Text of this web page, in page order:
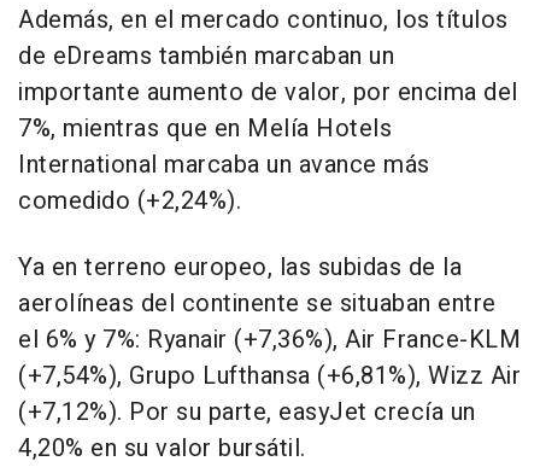
Además, en el mercado continuo, los títulos
de eDreams también marcaban un
importante aumento de valor, por encima del
7%, mientras que en Melía Hotels
International marcaba un avance más
comedido (+2,24%).
Ya en terreno europeo, las subidas de la
aerolíneas del continente se situaban entre
el 6% y 7%: Ryanair (+7,36%), Air France-KLM
(+7,54%), Grupo Lufthansa (+6,81%), Wizz Air
(+7,12%). Por su parte, easyJet crecía un
4,20% en su valor bursátil.